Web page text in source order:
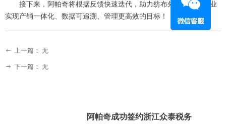
接下来，阿帕奇将根据反馈快速迭代，助力纺布外贸及生产行业
实现产销一体化、数据可追溯、管理更高效的目标！
ꂃ 上一篇： 无
ꁹ 下一篇： 无
阿帕奇成功签约浙江众泰税务